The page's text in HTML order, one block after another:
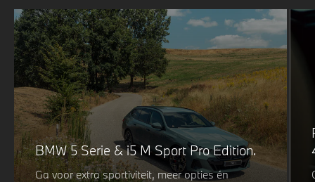
BMW 5 Serie & i5 M Sport Pro Edition.
Ga voor extra sportiviteit, meer opties én